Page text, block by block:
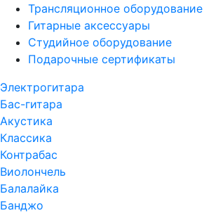
Трансляционное оборудование
Гитарные аксессуары
Студийное оборудование
Подарочные сертификаты
Электрогитара
Бас-гитара
Акустика
Классика
Контрабас
Виолончель
Балалайка
Банджо